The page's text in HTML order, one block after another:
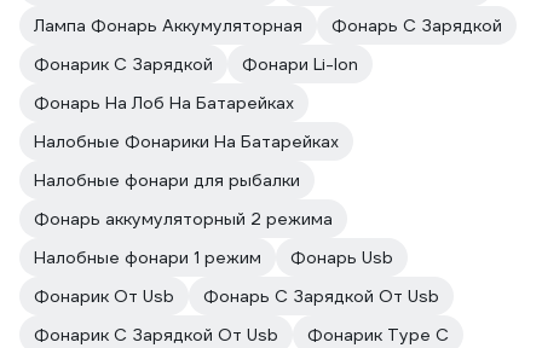
Лампа Фонарь Аккумуляторная
Фонарь С Зарядкой
Фонарик С Зарядкой
Фонари Li-Ion
Фонарь На Лоб На Батарейках
Налобные Фонарики На Батарейках
Налобные фонари для рыбалки
Фонарь аккумуляторный 2 режима
Налобные фонари 1 режим
Фонарь Usb
Фонарик От Usb
Фонарь С Зарядкой От Usb
Фонарик С Зарядкой От Usb
Фонарик Type C